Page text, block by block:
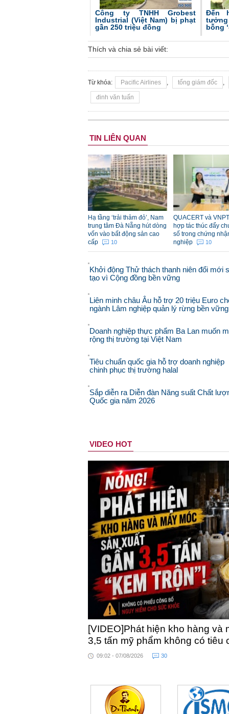
Công ty TNHH Grobest
Industrial (Việt Nam) bị phạt
gần 250 triệu đồng
Đến
bỗng
Thích và chia sẻ bài viết:
Từ khóa: Pacific Airlines tổng giám đốc
đinh văn tuấn
TIN LIÊN QUAN
Hạ tầng ‘trải thảm đỏ’, Nam
trung tâm Đà Nẵng hút dòng
vốn vào bất động sản cao
cấp
10
QUACERT và
hợp tác thúc đẩy
số trong chứng
nghiệp
10
Khởi động Thử thách thanh niên đổi mới
tạo vì Cộng đồng bền vững
Liên minh châu Âu hỗ trợ 20 triệu Euro
ngành Lâm nghiệp quản lý rừng bền vững
Doanh nghiệp thực phẩm Ba Lan muốn
rộng thị trường tại Việt Nam
Tiêu chuẩn quốc gia hỗ trợ doanh nghiệp
chinh phục thị trường halal
Sắp diễn ra Diễn đàn Năng suất Chất
Quốc gia năm 2026
VIDEO HOT
[VIDEO]Phát hiện kho hàng và
3,5 tấn mỹ phẩm không có tiêu
09:02 - 07/08/2026 30